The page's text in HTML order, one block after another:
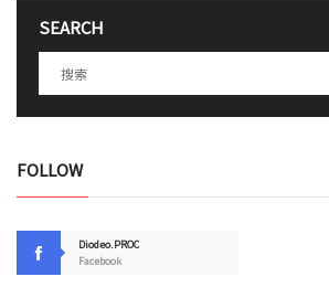
SEARCH
FOLLOW
Diodeo.PROC
Facebook